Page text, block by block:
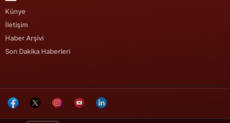
Künye
İletişim
Haber Arşivi
Son Dakika Haberleri